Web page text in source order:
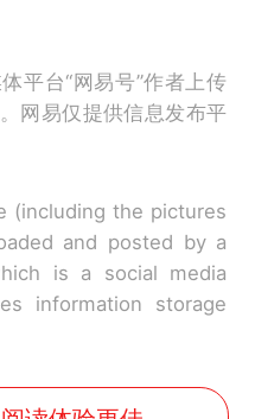
平台“网易号”作者上传
网易仅提供信息发布平
(including the pictures
and posted by a
is a social media
information storage